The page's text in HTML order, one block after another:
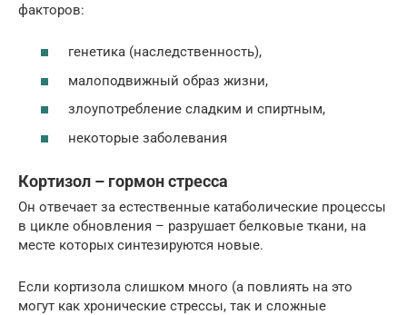
факторов:
генетика (наследственность),
малоподвижный образ жизни,
злоупотребление сладким и спиртным,
некоторые заболевания
Кортизол – гормон стресса
Он отвечает за естественные катаболические процессы
в цикле обновления – разрушает белковые ткани, на
месте которых синтезируются новые.
Если кортизола слишком много (а повлиять на это
могут как хронические стрессы, так и сложные